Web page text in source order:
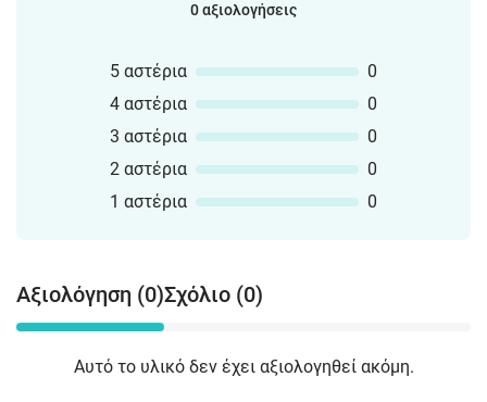
0 αξιολογήσεις
5 αστέρια
0
4 αστέρια
0
3 αστέρια
0
2 αστέρια
0
1 αστέρια
0
Αξιολόγηση (0)Σχόλιο (0)
Αυτό το υλικό δεν έχει αξιολογηθεί ακόμη.